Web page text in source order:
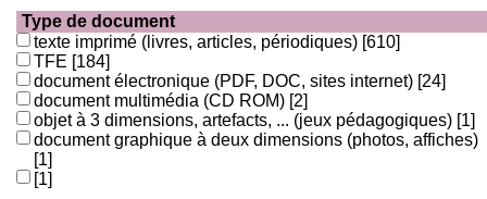
Type de document
texte imprimé (livres, articles, périodiques) [610]
TFE [184]
document électronique (PDF, DOC, sites internet) [24]
document multimédia (CD ROM) [2]
objet à 3 dimensions, artefacts, ... (jeux pédagogiques) [1]
document graphique à deux dimensions (photos, affiches)
[1]
[1]